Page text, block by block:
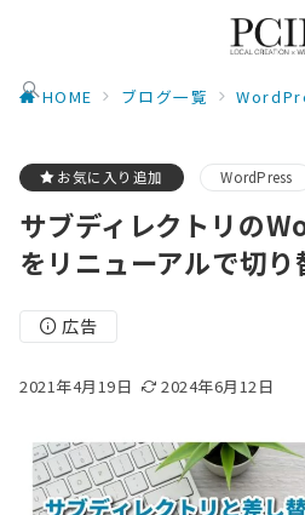
HOME ブログ一覧
お気に入り追加 WordPress
サブディレクトリの
をリニューアルで切
広告
2021年4月19日 2024年6月12日